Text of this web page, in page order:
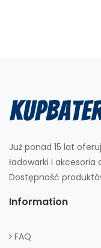
Już ponad 15 lat
ładowarki i
Dostępność
Information
FAQ